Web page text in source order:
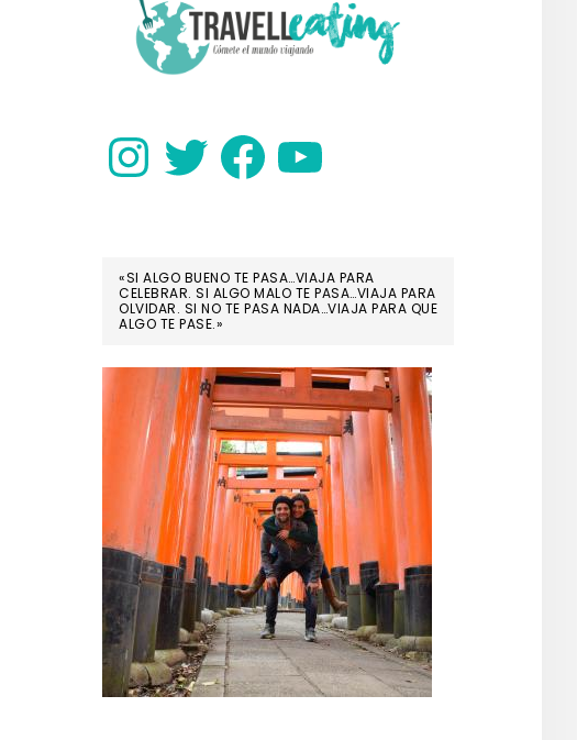
SIDEBAR
InstagramTwitter FacebookYouTube
«SI ALGO BUENO TE PASA…VIAJA PARA
CELEBRAR. SI ALGO MALO TE PASA…VIAJA PARA
OLVIDAR. SI NO TE PASA NADA…VIAJA PARA QUE
ALGO TE PASE.»